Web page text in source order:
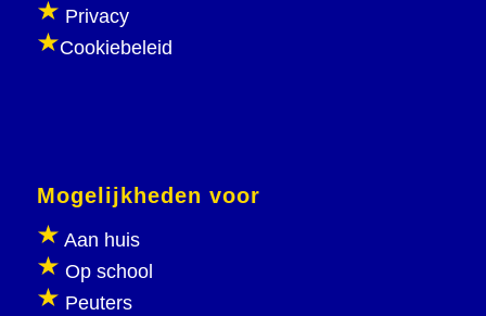
Privacy
Cookiebeleid
Mogelijkheden voor
Aan huis
Op school
Peuters